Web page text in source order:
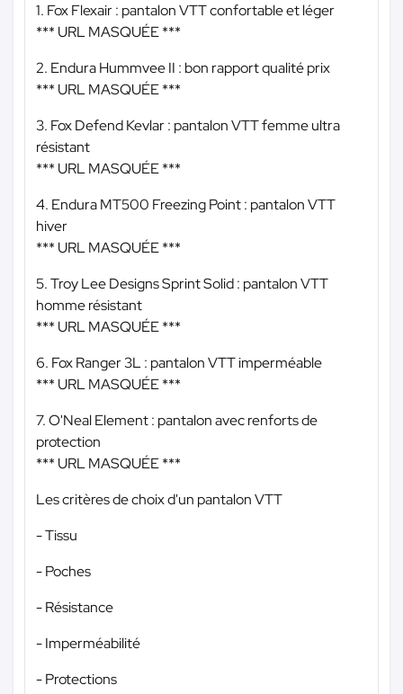
1. Fox Flexair : pantalon VTT confortable et léger
*** URL MASQUÉE ***
2. Endura Hummvee II : bon rapport qualité prix
*** URL MASQUÉE ***
3. Fox Defend Kevlar : pantalon VTT femme ultra
résistant
*** URL MASQUÉE ***
4. Endura MT500 Freezing Point : pantalon VTT
hiver
*** URL MASQUÉE ***
5. Troy Lee Designs Sprint Solid : pantalon VTT
homme résistant
*** URL MASQUÉE ***
6. Fox Ranger 3L : pantalon VTT imperméable
*** URL MASQUÉE ***
7. O'Neal Element : pantalon avec renforts de
protection
*** URL MASQUÉE ***
Les critères de choix d'un pantalon VTT
- Tissu
- Poches
- Résistance
- Imperméabilité
- Protections